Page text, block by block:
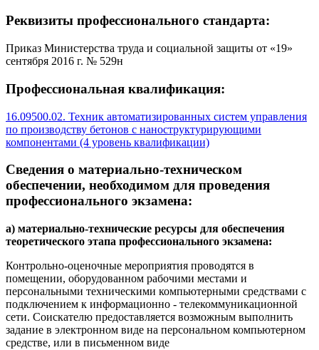
Реквизиты профессионального стандарта:
Приказ Министерства труда и социальной защиты от «19»
сентября 2016 г. № 529н
Профессиональная квалификация:
16.09500.02. Техник автоматизированных систем управления
по производству бетонов с наноструктурирующими
компонентами (4 уровень квалификации)
Сведения о материально-техническом
обеспечении, необходимом для проведения
профессионального экзамена:
а) материально-технические ресурсы для обеспечения
теоретического этапа профессионального экзамена:
Контрольно-оценочные мероприятия проводятся в
помещении, оборудованном рабочими местами и
персональными техническими компьютерными средствами с
подключением к информационно - телекоммуникационной
сети. Соискателю предоставляется возможным выполнить
задание в электронном виде на персональном компьютерном
средстве, или в письменном виде